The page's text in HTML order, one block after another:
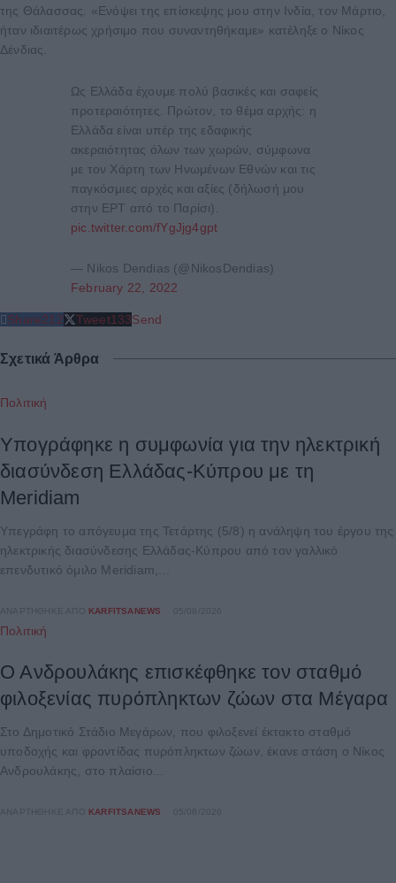
της Θάλασσας. «Ενόψει της επίσκεψης μου στην Ινδία, τον Μάρτιο,
ήταν ιδιαιτέρως χρήσιμο που συναντηθήκαμε» κατέληξε ο Νίκος
Δένδιας.
Ως Ελλάδα έχουμε πολύ βασικές και σαφείς
προτεραιότητες. Πρώτον, το θέμα αρχής: η
Ελλάδα είναι υπέρ της εδαφικής
ακεραιότητας όλων των χωρών, σύμφωνα
με τον Χάρτη των Ηνωμένων Εθνών και τις
παγκόσμιες αρχές και αξίες (δήλωσή μου
στην ΕΡΤ από το Παρίσι).
pic.twitter.com/fYgJjg4gpt
— Nikos Dendias (@NikosDendias)
February 22, 2022
Share212 Tweet133Send
Σχετικά Άρθρα
Πολιτική
Υπογράφηκε η συμφωνία για την ηλεκτρική
διασύνδεση Ελλάδας-Κύπρου με τη
Meridiam
Yπεγράφη το απόγευμα της Τετάρτης (5/8) η ανάληψη του έργου της
ηλεκτρικής διασύνδεσης Ελλάδας-Κύπρου από τον γαλλικό
επενδυτικό όμιλο Μeridiam,...
ΑΝΑΡΤΉΘΗΚΕ ΑΠΌ KARFITSANEWS
Πολιτική
Ο Ανδρουλάκης επισκέφθηκε τον σταθμό
φιλοξενίας πυρόπληκτων ζώων στα Μέγαρα
Στο Δημοτικό Στάδιο Μεγάρων, που φιλοξενεί έκτακτο σταθμό
υποδοχής και φροντίδας πυρόπληκτων ζώων, έκανε στάση ο Νίκος
Ανδρουλάκης, στο πλαίσιο...
ΑΝΑΡΤΉΘΗΚΕ ΑΠΌ KARFITSANEWS